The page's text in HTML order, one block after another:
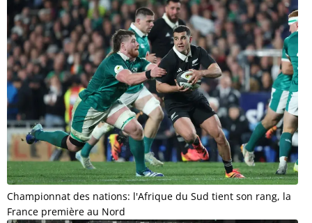
Championnat des nations: l'Afrique du Sud tient son rang, la
France première au Nord